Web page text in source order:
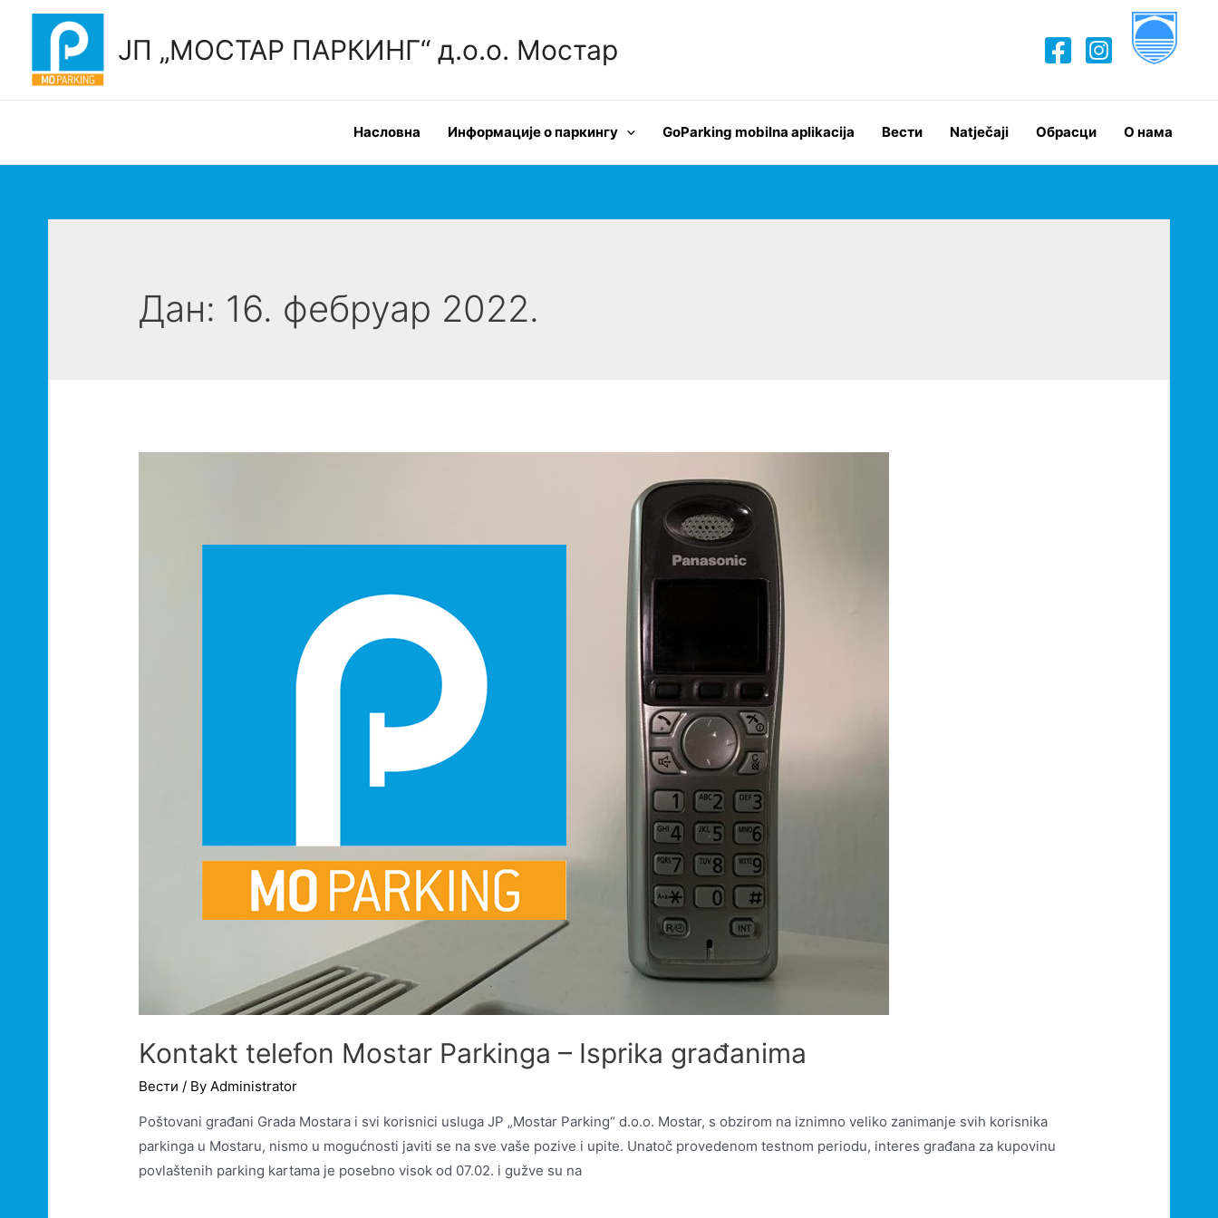
ЈП „МОСТАР ПАРКИНГ“ д.о.о. Мостар
Насловна Информације о паркингу GoParking mobilna aplikacija Вести Natječaji Обрасци О нама
Дан: 16. фебруар 2022.
Kontakt telefon Mostar Parkinga – Isprika građanima
Вести / By Administrator
Poštovani građani Grada Mostara i svi korisnici usluga JP „Mostar Parking“ d.o.o. Mostar, s obzirom na iznimno veliko zanimanje svih korisnika
parkinga u Mostaru, nismo u mogućnosti javiti se na sve vaše pozive i upite. Unatoč provedenom testnom periodu, interes građana za kupovinu
povlaštenih parking kartama je posebno visok od 07.02. i gužve su na